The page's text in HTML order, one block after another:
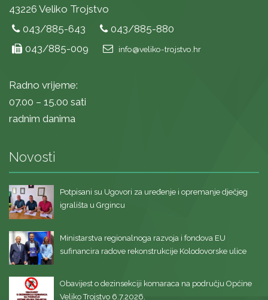
43226 Veliko Trojstvo
043/885-643
043/885-880
043/885-009
info@veliko-trojstvo.hr
Radno vrijeme:
07.00 – 15.00 sati
radnim danima
Novosti
Potpisani su Ugovori za uređenje i opremanje dječjeg
igrališta u Grgincu
Ministarstva regionalnoga razvoja i fondova EU
sufinancira radove rekonstrukcije Kolodovorske ulice
Obavijest o dezinsekciji komaraca na području Općine
Veliko Trojstvo 6.7.2026.